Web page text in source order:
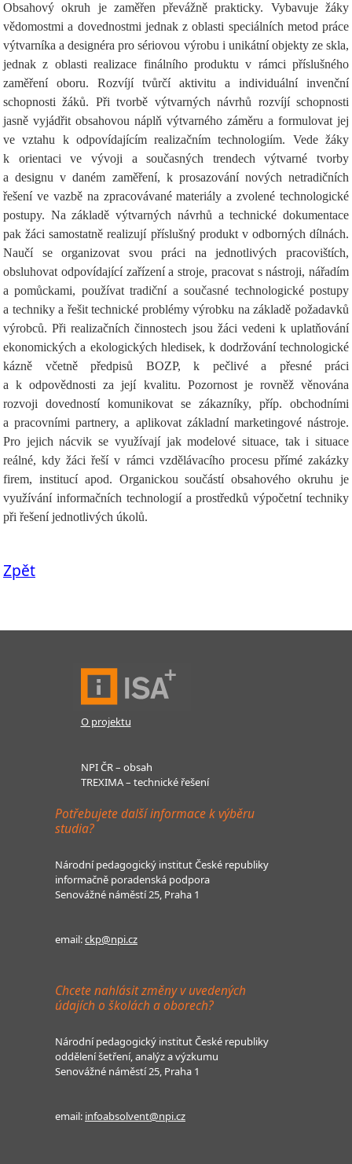
Obsahový okruh je zaměřen převážně prakticky. Vybavuje žáky
vědomostmi a dovednostmi jednak z oblasti speciálních metod práce
výtvarníka a designéra pro sériovou výrobu i unikátní objekty ze skla,
jednak z oblasti realizace finálního produktu v rámci příslušného
zaměření oboru. Rozvíjí tvůrčí aktivitu a individuální invenční
schopnosti žáků. Při tvorbě výtvarných návrhů rozvíjí schopnosti
jasně vyjádřit obsahovou náplň výtvarného záměru a formulovat jej
ve vztahu k odpovídajícím realizačním technologiím. Vede žáky
k orientaci ve vývoji a současných trendech výtvarné tvorby
a designu v daném zaměření, k prosazování nových netradičních
řešení ve vazbě na zpracovávané materiály a zvolené technologické
postupy. Na základě výtvarných návrhů a technické dokumentace
pak žáci samostatně realizují příslušný produkt v odborných dílnách.
Naučí se organizovat svou práci na jednotlivých pracovištích,
obsluhovat odpovídající zařízení a stroje, pracovat s nástroji, nářadím
a pomůckami, používat tradiční a současné technologické postupy
a techniky a řešit technické problémy výrobku na základě požadavků
výrobců. Při realizačních činnostech jsou žáci vedeni k uplatňování
ekonomických a ekologických hledisek, k dodržování technologické
kázně včetně předpisů BOZP, k pečlivé a přesné práci
a k odpovědnosti za její kvalitu. Pozornost je rovněž věnována
rozvoji dovedností komunikovat se zákazníky, příp. obchodními
a pracovními partnery, a aplikovat základní marketingové nástroje.
Pro jejich nácvik se využívají jak modelové situace, tak i situace
reálné, kdy žáci řeší v rámci vzdělávacího procesu přímé zakázky
firem, institucí apod. Organickou součástí obsahového okruhu je
využívání informačních technologií a prostředků výpočetní techniky
při řešení jednotlivých úkolů.
Zpět
O projektu
NPI ČR – obsah
TREXIMA – technické řešení
Potřebujete další informace k výběru
studia?
Národní pedagogický institut České republiky
informačně poradenská podpora
Senovážné náměstí 25, Praha 1
email:ckp@npi.cz
Chcete nahlásit změny v uvedených
údajích o školách a oborech?
Národní pedagogický institut České republiky
oddělení šetření, analýz a výzkumu
Senovážné náměstí 25, Praha 1
email: infoabsolvent@npi.cz